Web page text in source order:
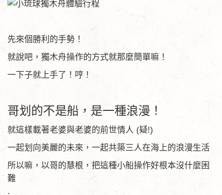
先來個勝利的手勢！
就說吧，獨木舟操作的方式就那麼簡單嘛！
一下子就上手了！哼！
哥划的不是船，是一種浪漫！
就這樣載著老婆與老婆的前世情人 (疑!)
一起划向美麗的未來，一起共築三人在海上的浪漫生活
所以嘛，以哥的慧根，把這種小船操作好根本沒什麼困
難
.